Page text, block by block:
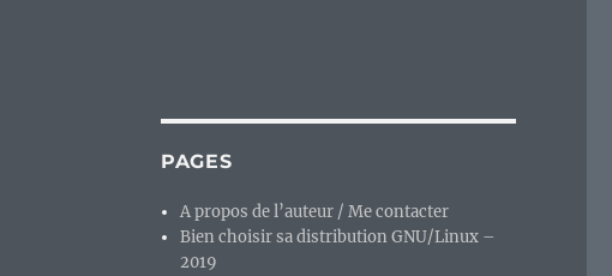
PAGES
A propos de l’auteur / Me contacter
Bien choisir sa distribution GNU/Linux –
2019